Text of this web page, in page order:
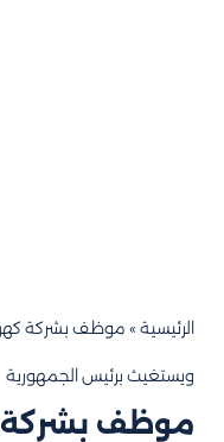
الرئيسية » موظف بشركة
ويستغيث برئيس الجمهورية
موظف بشركة